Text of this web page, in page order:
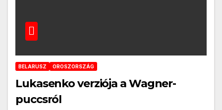
BELARUSZ OROSZORSZÁG
Lukasenko verziója a Wagner-
puccsról